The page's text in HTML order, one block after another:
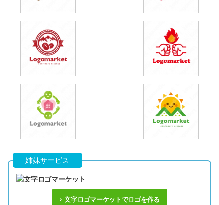
姉妹サービス
文字ロゴマーケットでロゴを作る